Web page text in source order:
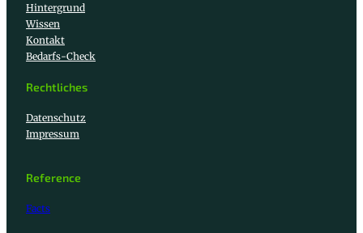
Hintergrund
Wissen
Kontakt
Bedarfs-Check
Rechtliches
Datenschutz
Impressum
Reference
Facts